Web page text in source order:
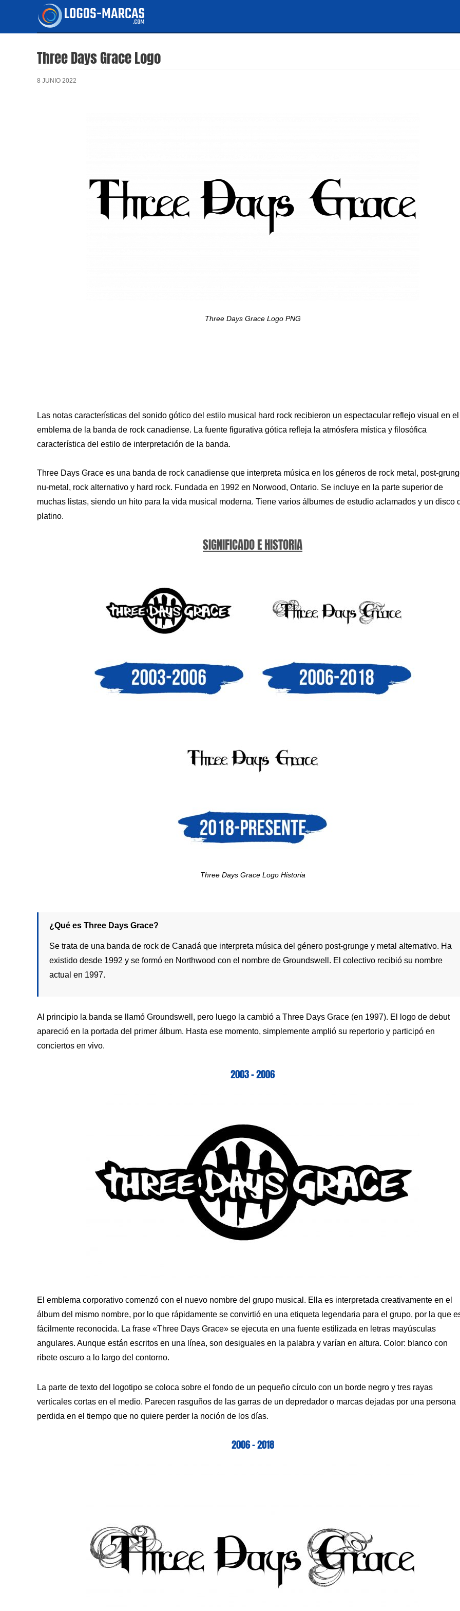
contenido
Three Days Grace Logo
8 JUNIO 2022
Three Days Grace Logo PNG
Las notas características del sonido gótico del estilo musical hard rock recibieron un espectacular reflejo visual en el
emblema de la banda de rock canadiense. La fuente figurativa gótica refleja la atmósfera mística y filosófica
característica del estilo de interpretación de la banda.
Three Days Grace es una banda de rock canadiense que interpreta música en los géneros de rock metal, post-
nu-metal, rock alternativo y hard rock. Fundada en 1992 en Norwood, Ontario. Se incluye en la parte superior de
muchas listas, siendo un hito para la vida musical moderna. Tiene varios álbumes de estudio aclamados y un disco
platino.
SIGNIFICADO E HISTORIA
Three Days Grace Logo Historia
¿Qué es Three Days Grace?
Se trata de una banda de rock de Canadá que interpreta música del género post-grunge y metal alternativo. Ha
existido desde 1992 y se formó en Northwood con el nombre de Groundswell. El colectivo recibió su nombre
actual en 1997.
Al principio la banda se llamó Groundswell, pero luego la cambió a Three Days Grace (en 1997). El logo de debut
apareció en la portada del primer álbum. Hasta ese momento, simplemente amplió su repertorio y participó en
conciertos en vivo.
2003 – 2006
El emblema corporativo comenzó con el nuevo nombre del grupo musical. Ella es interpretada creativamente en el
álbum del mismo nombre, por lo que rápidamente se convirtió en una etiqueta legendaria para el grupo, por la que
fácilmente reconocida. La frase «Three Days Grace» se ejecuta en una fuente estilizada en letras mayúsculas
angulares. Aunque están escritos en una línea, son desiguales en la palabra y varían en altura. Color: blanco con
ribete oscuro a lo largo del contorno.
La parte de texto del logotipo se coloca sobre el fondo de un pequeño círculo con un borde negro y tres rayas
verticales cortas en el medio. Parecen rasguños de las garras de un depredador o marcas dejadas por una persona
perdida en el tiempo que no quiere perder la noción de los días.
2006 – 2018